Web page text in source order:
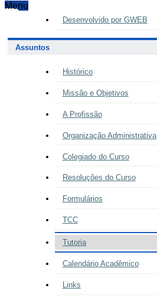
Menu
Navegação
Desenvolvido por GWEB
Assuntos
Histórico
Missão e Objetivos
A Profissão
Organização Administrativa
Colegiado do Curso
Resoluções do Curso
Formulários
TCC
Tutoria
Calendário Acadêmico
Links